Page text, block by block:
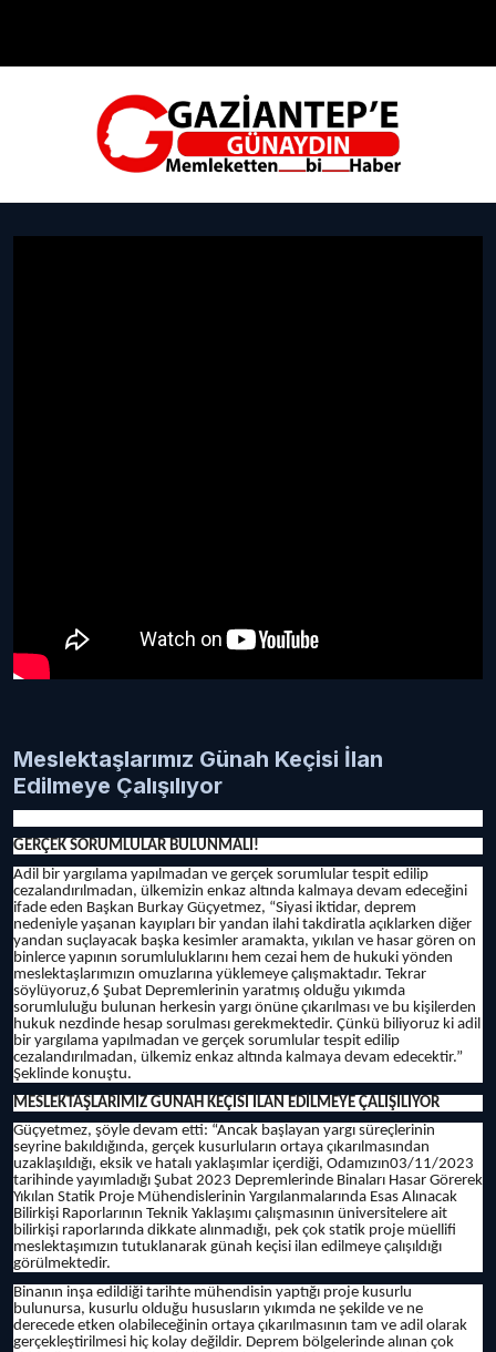
Teknoloji
Meslektaşlarımız Günah Keçisi İlan
Edilmeye Çalışılıyor
GERÇEK SORUMLULAR BULUNMALI!
Adil bir yargılama yapılmadan ve gerçek sorumlular tespit edilip
cezalandırılmadan, ülkemizin enkaz altında kalmaya devam edeceğini
ifade eden Başkan Burkay Güçyetmez, “Siyasi iktidar, deprem
nedeniyle yaşanan kayıpları bir yandan ilahi takdiratla açıklarken diğer
yandan suçlayacak başka kesimler aramakta, yıkılan ve hasar gören on
binlerce yapının sorumluluklarını hem cezai hem de hukuki yönden
meslektaşlarımızın omuzlarına yüklemeye çalışmaktadır. Tekrar
söylüyoruz,6 Şubat Depremlerinin yaratmış olduğu yıkımda
sorumluluğu bulunan herkesin yargı önüne çıkarılması ve bu kişilerden
hukuk nezdinde hesap sorulması gerekmektedir. Çünkü biliyoruz ki adil
bir yargılama yapılmadan ve gerçek sorumlular tespit edilip
cezalandırılmadan, ülkemiz enkaz altında kalmaya devam edecektir.”
Şeklinde konuştu.
MESLEKTAŞLARIMIZ GÜNAH KEÇİSİ İLAN EDİLMEYE ÇALIŞILIYOR
Güçyetmez, şöyle devam etti: “Ancak başlayan yargı süreçlerinin
seyrine bakıldığında, gerçek kusurluların ortaya çıkarılmasından
uzaklaşıldığı, eksik ve hatalı yaklaşımlar içerdiği, Odamızın03/11/2023
tarihinde yayımladığı Şubat 2023 Depremlerinde Binaları Hasar Görerek
Yıkılan Statik Proje Mühendislerinin Yargılanmalarında Esas Alınacak
Bilirkişi Raporlarının Teknik Yaklaşımı çalışmasının üniversitelere ait
bilirkişi raporlarında dikkate alınmadığı, pek çok statik proje müellifi
meslektaşımızın tutuklanarak günah keçisi ilan edilmeye çalışıldığı
görülmektedir.
Binanın inşa edildiği tarihte mühendisin yaptığı proje kusurlu
bulunursa, kusurlu olduğu hususların yıkımda ne şekilde ve ne
derecede etken olabileceğinin ortaya çıkarılmasının tam ve adil olarak
gerçekleştirilmesi hiç kolay değildir. Deprem bölgelerinde alınan çok